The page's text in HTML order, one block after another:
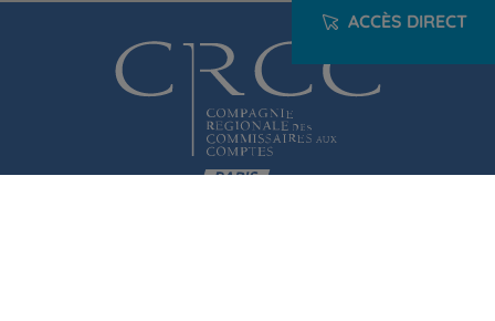
ACCÈS DIRECT